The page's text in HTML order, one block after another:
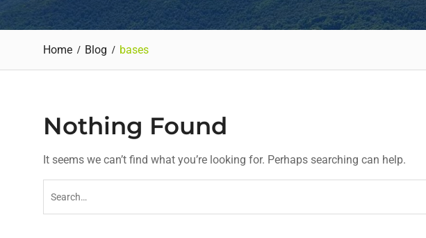
Home Blog bases
Nothing Found
It seems we can’t find what you’re looking for. Perhaps searching can help.